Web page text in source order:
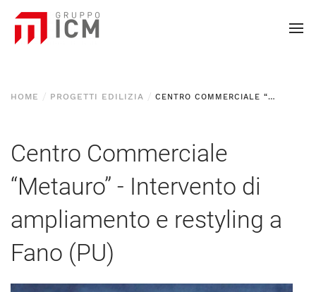
HOME PROGETTI EDILIZIA CENTRO COMMERCIALE “METAURO” - INTERVENTO DI AMPLIAMENTO E RESTYLING A FANO (PU)
Centro Commerciale
“Metauro” - Intervento di
ampliamento e restyling a
Fano (PU)